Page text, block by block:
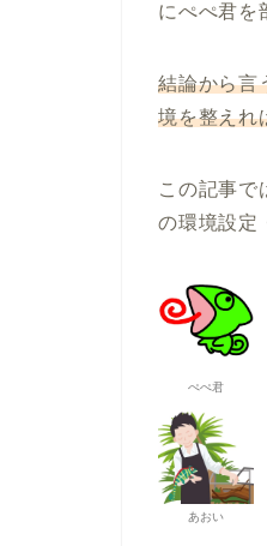
にぺぺ君を
結論から言
境を整えれ
この記事で
の環境設定
ぺぺ君
あおい